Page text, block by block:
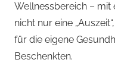
Wellnessbereich – mit
nicht nur eine
für die eigene
Beschenkten.